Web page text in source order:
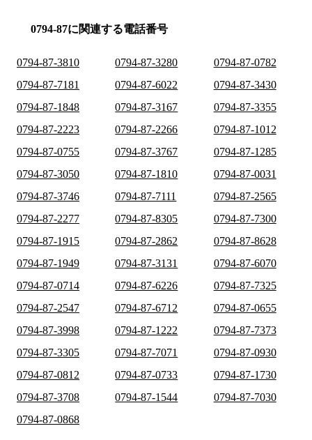
0794-87に関連する電話番号
0794-87-3810 0794-87-3280
0794-87-0782
0794-87-7181
0794-87-6022
0794-87-3430
0794-87-1848
0794-87-3167
0794-87-3355
0794-87-2223
0794-87-2266
0794-87-1012
0794-87-0755
0794-87-3767
0794-87-1285
0794-87-3050
0794-87-1810
0794-87-0031
0794-87-3746
0794-87-7111
0794-87-2565
0794-87-2277
0794-87-8305
0794-87-7300
0794-87-1915
0794-87-2862
0794-87-8628
0794-87-1949
0794-87-3131
0794-87-6070
0794-87-0714
0794-87-6226
0794-87-7325
0794-87-2547
0794-87-6712
0794-87-0655
0794-87-3998
0794-87-1222
0794-87-7373
0794-87-3305
0794-87-7071
0794-87-0930
0794-87-0812
0794-87-0733
0794-87-1730
0794-87-3708
0794-87-1544
0794-87-7030
0794-87-0868